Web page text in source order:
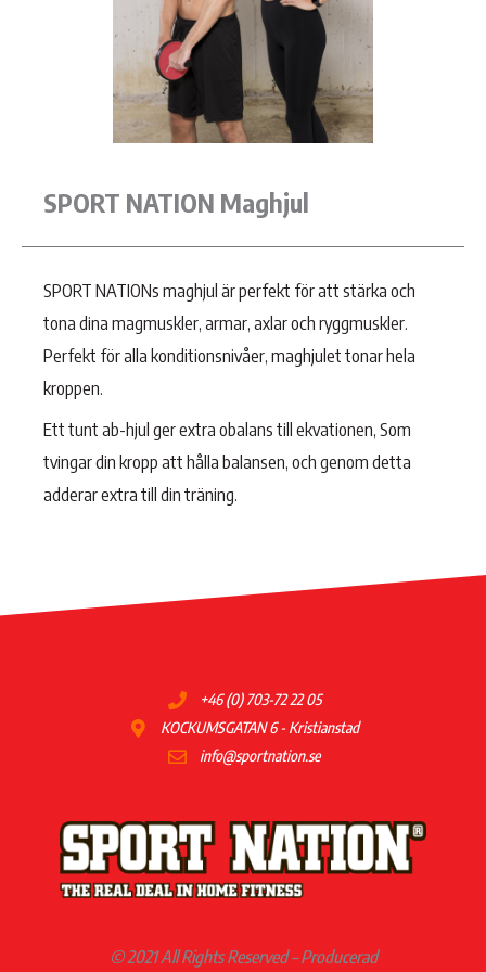
SPORT NATION Maghjul
SPORT NATIONs maghjul är perfekt för att stärka och
tona dina magmuskler, armar, axlar och ryggmuskler.
Perfekt för alla konditionsnivåer, maghjulet tonar hela
kroppen.
Ett tunt ab-hjul ger extra obalans till ekvationen, Som
tvingar din kropp att hålla balansen, och genom detta
adderar extra till din träning.
+46 (0) 703-72 22 05
KOCKUMSGATAN 6 - Kristianstad
info@sportnation.se
© 2021 All Rights Reserved – Producerad